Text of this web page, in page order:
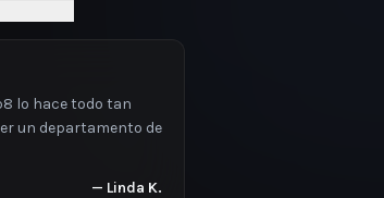
lo hace todo tan
un departamento de
— Linda K.